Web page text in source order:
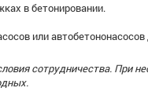
в бетонировании.
или
сотрудничества. При